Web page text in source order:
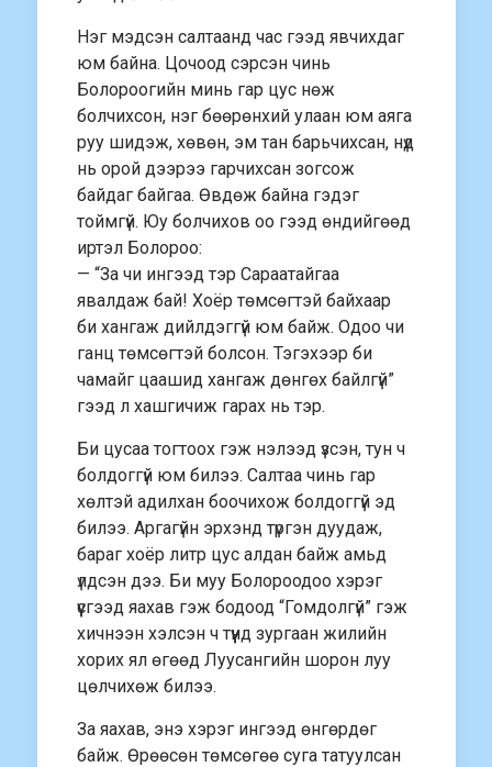
Нэг мэдсэн салтаанд час гээд явчихдаг
юм байна. Цочоод сэрсэн чинь
Болороогийн минь гар цус нөж
болчихсон, нэг бөөрөнхий улаан юм аяга
руу шидэж, хөвөн, эм тан барьчихсан, нүд
нь орой дээрээ гарчихсан зогсож
байдаг байгаа. Өвдөж байна гэдэг
тоймгүй. Юу болчихов оо гээд өндийгөөд
иртэл Болороо:
— “За чи ингээд тэр Сараатайгаа
явалдаж бай! Хоёр төмсөгтэй байхаар
би хангаж дийлдэггүй юм байж. Одоо чи
ганц төмсөгтэй болсон. Тэгэхээр би
чамайг цаашид хангаж дөнгөх байлгүй”
гээд л хашгичиж гарах нь тэр.
Би цусаа тогтоох гэж нэлээд үзсэн, тун ч
болдоггүй юм билээ. Салтаа чинь гар
хөлтэй адилхан боочихож болдоггүй эд
билээ. Аргагүйн эрхэнд түргэн дуудаж,
бараг хоёр литр цус алдан байж амьд
үлдсэн дээ. Би муу Болороодоо хэрэг
үүсгээд яахав гэж бодоод “Гомдолгүй” гэж
хичнээн хэлсэн ч түүнд зургаан жилийн
хорих ял өгөөд Луусангийн шорон луу
цөлчихөж билээ.
За яахав, энэ хэрэг ингээд өнгөрдөг
байж. Өрөөсөн төмсөгөө суга татуулсан